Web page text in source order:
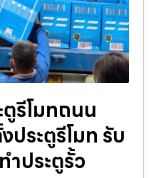
รีโมทถนน
ระตูรีโมท รับ
ำประตูรั้ว